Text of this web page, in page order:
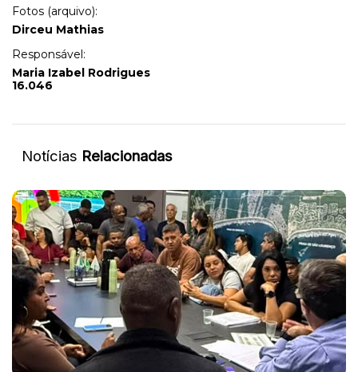
Fotos (arquivo):
Dirceu Mathias
Responsável:
Maria Izabel Rodrigues
16.046
Notícias Relacionadas